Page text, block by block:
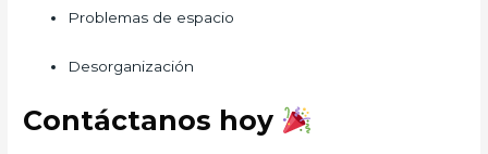
Problemas de espacio
Desorganización
Contáctanos hoy